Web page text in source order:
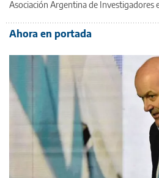
Asociación Argentina de Investigadores
Ahora en portada